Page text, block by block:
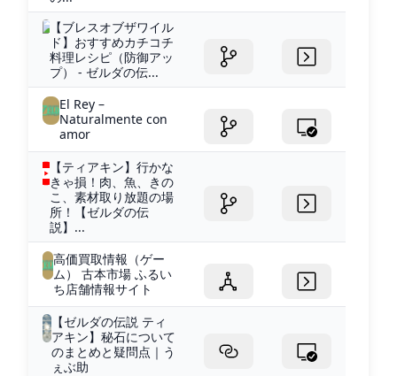
【ブレスオブザワイル
ド】おすすめカチコチ
料理レシピ（防御アッ
プ） - ゼルダの伝...
El Rey –
Naturalmente con
amor
【ティアキン】行かな
きゃ損！肉、魚、きの
こ、素材取り放題の場
所！【ゼルダの伝
説】...
高価買取情報（ゲー
ム） 古本市場 ふるい
ち店舗情報サイト
【ゼルダの伝説 ティ
アキン】秘石について
のまとめと疑問点｜う
ぇぶ助